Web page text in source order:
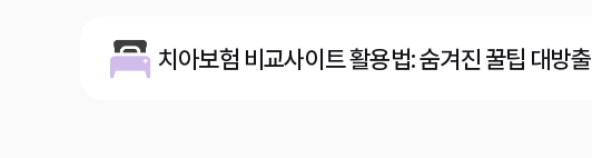
치아보험 비교사이트 활용법: 숨겨진 꿀팁 대방출